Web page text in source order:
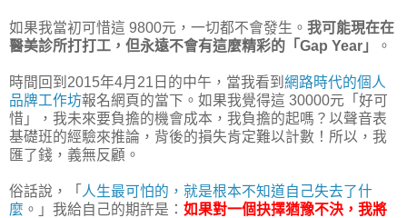
如果我當初可惜這 9800元，一切都不會發生。 我可能現在在
醫美診所打打工，但永遠不會有這麼精彩的「Gap Year」
。
時間回到2015年4月21日的中午，當我看到 網路時代的個人
品牌工作坊報名網頁的當下。如果我覺得這 30000元「好可
惜」，我未來要負擔的機會成本，我負擔的起嗎？以聲音表
基礎班的經驗來推論，背後的損失肯定難以計數！所以，我
匯了錢，義無反顧。
俗話說，「 人生最可怕的，就是根本不知道自己失去了什
麼 。」我給自己的期許是： 如果對一個抉擇猶豫不決，我將